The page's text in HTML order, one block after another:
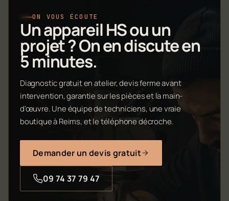
ON VOUS ÉCOUTE
Un appareil HS ou un
projet ? On en discute en
5 minutes.
Diagnostic gratuit en atelier, devis ferme avant
intervention, garantie sur les pièces et la main-
d'œuvre. Une équipe de techniciens, une vraie
boutique à Reims, et le téléphone décroche.
Demander un devis gratuit
09 74 37 79 47